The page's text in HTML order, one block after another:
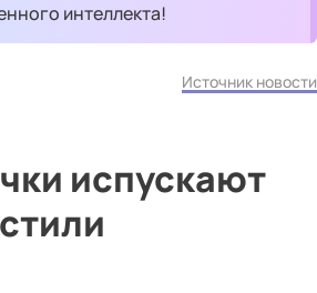
интеллекта!
Источник новости
испускают